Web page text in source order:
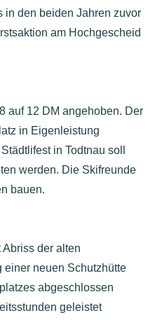
in den beiden Jahren zuvor
am Hochgescheid
auf 12 DM angehoben. Der
in Eigenleistung
in Todtnau soll
werden. Die Skifreunde
bauen.
der alten
einer neuen Schutzhütte
abgeschlossen
geleistet